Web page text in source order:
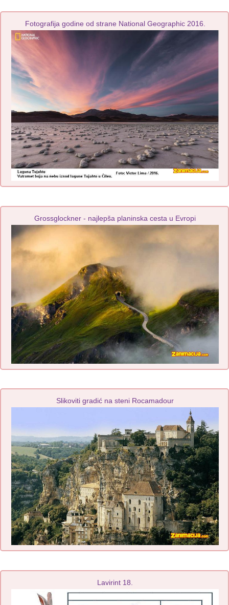
Fotografija godine od strane National Geographic 2016.
Grossglockner - najlepša planinska cesta u Evropi
Slikoviti gradić na steni Rocamadour
Lavirint 18.